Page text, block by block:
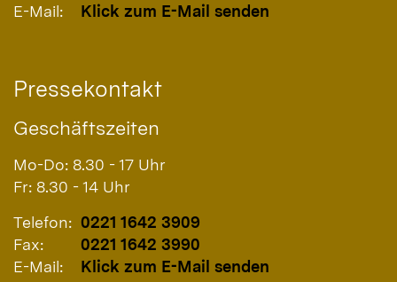
E-Mail:
Klick zum E-Mail senden
Pressekontakt
Geschäftszeiten
Mo-Do: 8.30 - 17 Uhr
Fr: 8.30 - 14 Uhr
Telefon: 0221 1642 3909
Fax:
0221 1642 3990
E-Mail:
Klick zum E-Mail senden